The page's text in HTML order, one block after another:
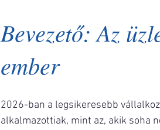
Bevezető: Az
ember
2026-ban a legsikeresebb
alkalmazottiak, mint az, akik soha